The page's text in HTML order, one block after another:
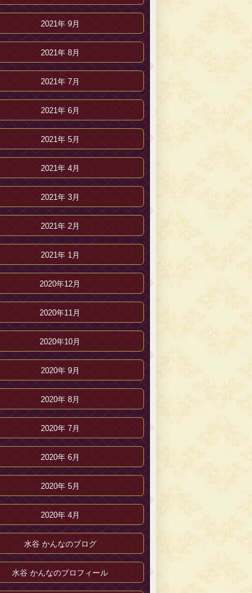
2021年 9月
2021年 8月
2021年 7月
2021年 6月
2021年 5月
2021年 4月
2021年 3月
2021年 2月
2021年 1月
2020年12月
2020年11月
2020年10月
2020年 9月
2020年 8月
2020年 7月
2020年 6月
2020年 5月
2020年 4月
水谷 かんなのブログ
水谷 かんなのプロフィール